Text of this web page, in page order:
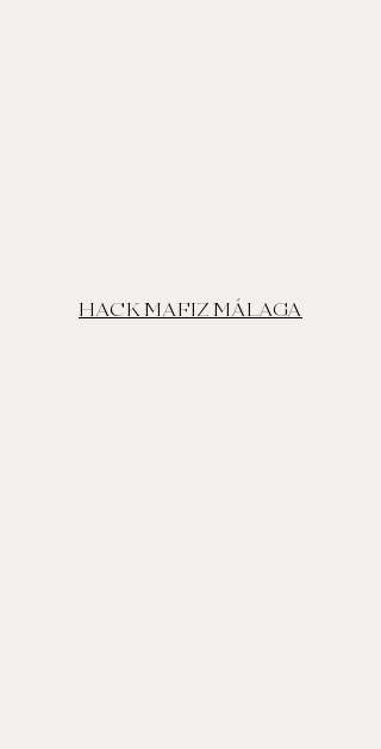
HACK MAFIZ MÁLAGA